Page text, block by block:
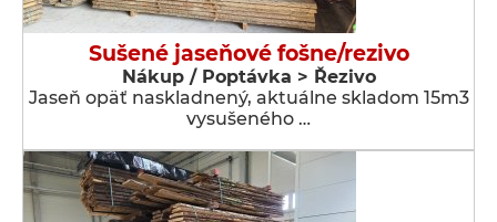
Sušené jaseňové fošne/rezivo
Nákup / Poptávka > Řezivo
Jaseň opäť naskladnený, aktuálne skladom 15m3
vysušeného …